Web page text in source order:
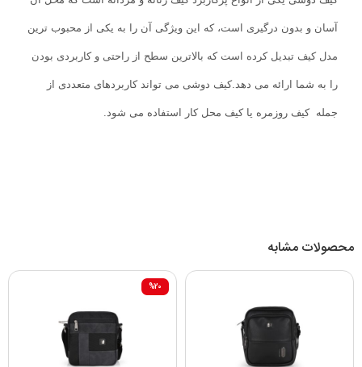
آسان و بدون درگیری است، که این ویژگی آن را به یکی از محبوب ترین
مدل کیف تبدیل کرده است که بالاترین سطح از راحتی و کاربردی بودن
را به شما ارائه می دهد.کیف دوشی می تواند کاربردهای متعددی از
جمله کیف روزمره یا کیف محل کار استفاده می شود.
محصولات مشابه
%20